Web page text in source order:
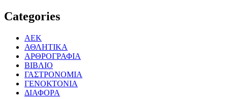
Categories
ΑΕΚ
ΑΘΛΗΤΙΚΑ
ΑΡΘΡΟΓΡΑΦΙΑ
ΒΙΒΛΙΟ
ΓΑΣΤΡΟΝΟΜΙΑ
ΓΕΝΟΚΤΟΝΙΑ
ΔΙΑΦΟΡΑ